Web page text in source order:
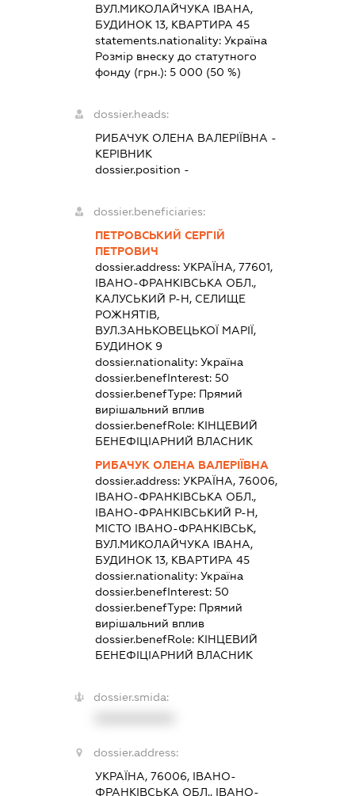
ВУЛ.МИКОЛАЙЧУКА ІВАНА,
БУДИНОК 13, КВАРТИРА 45
statements.nationality: Україна
Розмір внеску до статутного
фонду (грн.): 5 000 (50 %)
dossier.heads:
РИБАЧУК ОЛЕНА ВАЛЕРІЇВНА -
КЕРІВНИК
dossier.position -
dossier.beneficiaries:
ПЕТРОВСЬКИЙ СЕРГІЙ
ПЕТРОВИЧ
dossier.address: УКРАЇНА, 77601,
ІВАНО-ФРАНКІВСЬКА ОБЛ.,
КАЛУСЬКИЙ Р-Н, СЕЛИЩЕ
РОЖНЯТІВ,
ВУЛ.ЗАНЬКОВЕЦЬКОЇ МАРІЇ,
БУДИНОК 9
dossier.nationality: Україна
dossier.benefInterest: 50
dossier.benefType: Прямий
вирішальний вплив
dossier.benefRole: КІНЦЕВИЙ
БЕНЕФІЦІАРНИЙ ВЛАСНИК
РИБАЧУК ОЛЕНА ВАЛЕРІЇВНА
dossier.address: УКРАЇНА, 76006,
ІВАНО-ФРАНКІВСЬКА ОБЛ.,
ІВАНО-ФРАНКІВСЬКИЙ Р-Н,
МІСТО ІВАНО-ФРАНКІВСЬК,
ВУЛ.МИКОЛАЙЧУКА ІВАНА,
БУДИНОК 13, КВАРТИРА 45
dossier.nationality: Україна
dossier.benefInterest: 50
dossier.benefType: Прямий
вирішальний вплив
dossier.benefRole: КІНЦЕВИЙ
БЕНЕФІЦІАРНИЙ ВЛАСНИК
dossier.smida:
dossier.address:
УКРАЇНА, 76006, ІВАНО-
ФРАНКІВСЬКА ОБЛ., ІВАНО-